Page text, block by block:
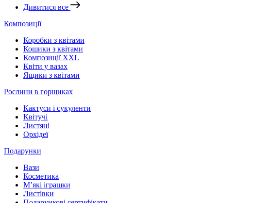
Дивитися все
Композиції
Коробки з квітами
Кошики з квітами
Композиції XXL
Квіти у вазах
Ящики з квітами
Рослини в горщиках
Кактуси і сукуленти
Квітучі
Листяні
Орхідеї
Подарунки
Вази
Косметика
М’які іграшки
Листівки